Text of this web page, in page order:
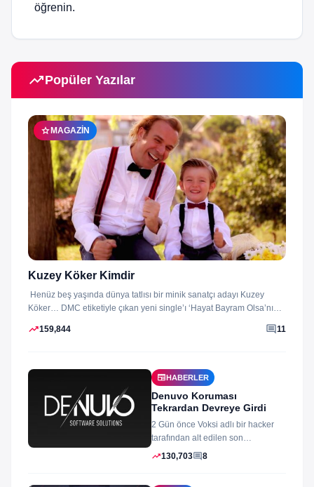
öğrenin.
trending_upPopüler Yazılar
star MAGAZIN
Kuzey Köker Kimdir
Henüz beş yaşında dünya tatlısı bir minik sanatçı adayı Kuzey
Köker… DMC etiketiyle çıkan yeni single’ı ‘Hayat Bayram Olsa’nın
trending_up159,844 comment11
newspaperHABERLER
Denuvo Koruması
Tekrardan Devreye Girdi
2 Gün önce Voksi adlı bir hacker
tarafından alt edilen son
dönemlerin yıkılmaz korsan
trending_up130,703comment8